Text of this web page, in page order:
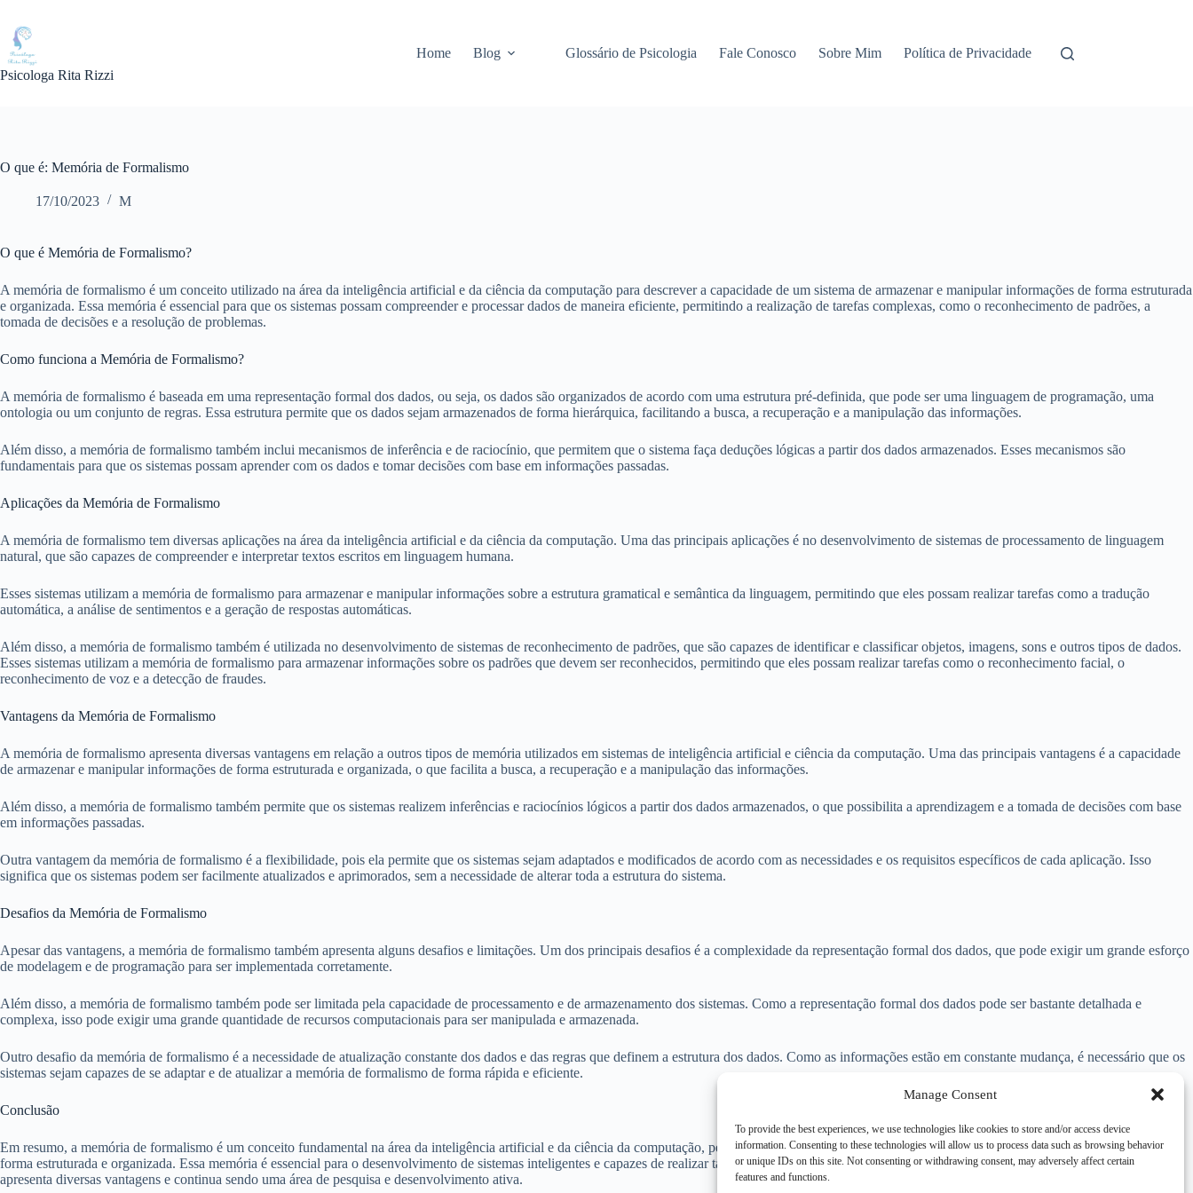
Manage Consent
To provide the best experiences, we use technologies like cookies to store and/or access device
information. Consenting to these technologies will allow us to process data such as browsing behavior
or unique IDs on this site. Not consenting or withdrawing consent, may adversely affect certain
features and functions.
para
conteúdo
Psicologa Rita Rizzi
Home Blog Glossário de Psicologia Fale Conosco Sobre Mim Política de Privacidade
O que é: Memória de Formalismo
17/10/2023 M
O que é Memória de Formalismo?
A memória de formalismo é um conceito utilizado na área da inteligência artificial e da ciência da computação para descrever a capacidade de um sistema de armazenar e manipular informações de forma estruturada
e organizada. Essa memória é essencial para que os sistemas possam compreender e processar dados de maneira eficiente, permitindo a realização de tarefas complexas, como o reconhecimento de padrões, a
tomada de decisões e a resolução de problemas.
Como funciona a Memória de Formalismo?
A memória de formalismo é baseada em uma representação formal dos dados, ou seja, os dados são organizados de acordo com uma estrutura pré-definida, que pode ser uma linguagem de programação, uma
ontologia ou um conjunto de regras. Essa estrutura permite que os dados sejam armazenados de forma hierárquica, facilitando a busca, a recuperação e a manipulação das informações.
Além disso, a memória de formalismo também inclui mecanismos de inferência e de raciocínio, que permitem que o sistema faça deduções lógicas a partir dos dados armazenados. Esses mecanismos são
fundamentais para que os sistemas possam aprender com os dados e tomar decisões com base em informações passadas.
Aplicações da Memória de Formalismo
A memória de formalismo tem diversas aplicações na área da inteligência artificial e da ciência da computação. Uma das principais aplicações é no desenvolvimento de sistemas de processamento de linguagem
natural, que são capazes de compreender e interpretar textos escritos em linguagem humana.
Esses sistemas utilizam a memória de formalismo para armazenar e manipular informações sobre a estrutura gramatical e semântica da linguagem, permitindo que eles possam realizar tarefas como a tradução
automática, a análise de sentimentos e a geração de respostas automáticas.
Além disso, a memória de formalismo também é utilizada no desenvolvimento de sistemas de reconhecimento de padrões, que são capazes de identificar e classificar objetos, imagens, sons e outros tipos de dados.
Esses sistemas utilizam a memória de formalismo para armazenar informações sobre os padrões que devem ser reconhecidos, permitindo que eles possam realizar tarefas como o reconhecimento facial, o
reconhecimento de voz e a detecção de fraudes.
Vantagens da Memória de Formalismo
A memória de formalismo apresenta diversas vantagens em relação a outros tipos de memória utilizados em sistemas de inteligência artificial e ciência da computação. Uma das principais vantagens é a capacidade
de armazenar e manipular informações de forma estruturada e organizada, o que facilita a busca, a recuperação e a manipulação das informações.
Além disso, a memória de formalismo também permite que os sistemas realizem inferências e raciocínios lógicos a partir dos dados armazenados, o que possibilita a aprendizagem e a tomada de decisões com base
em informações passadas.
Outra vantagem da memória de formalismo é a flexibilidade, pois ela permite que os sistemas sejam adaptados e modificados de acordo com as necessidades e os requisitos específicos de cada aplicação. Isso
significa que os sistemas podem ser facilmente atualizados e aprimorados, sem a necessidade de alterar toda a estrutura do sistema.
Desafios da Memória de Formalismo
Apesar das vantagens, a memória de formalismo também apresenta alguns desafios e limitações. Um dos principais desafios é a complexidade da representação formal dos dados, que pode exigir um grande esforço
de modelagem e de programação para ser implementada corretamente.
Além disso, a memória de formalismo também pode ser limitada pela capacidade de processamento e de armazenamento dos sistemas. Como a representação formal dos dados pode ser bastante detalhada e
complexa, isso pode exigir uma grande quantidade de recursos computacionais para ser manipulada e armazenada.
Outro desafio da memória de formalismo é a necessidade de atualização constante dos dados e das regras que definem a estrutura dos dados. Como as informações estão em constante mudança, é necessário que os
sistemas sejam capazes de se adaptar e de atualizar a memória de formalismo de forma rápida e eficiente.
Conclusão
Em resumo, a memória de formalismo é um conceito fundamental na área da inteligência artificial e da ciência da computação, permitindo que os sistemas possam armazenar, manipular e processar informações de
forma estruturada e organizada. Essa memória é essencial para o desenvolvimento de sistemas inteligentes e capazes de realizar tarefas complexas. Apesar dos desafios e limitações, a memória de formalismo
apresenta diversas vantagens e continua sendo uma área de pesquisa e desenvolvimento ativa.